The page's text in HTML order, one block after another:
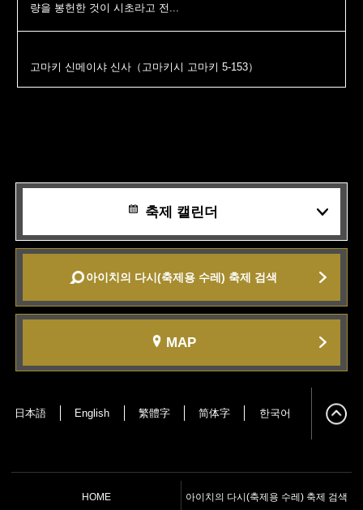
량을 봉헌한 것이 시초라고 전...
고마키 신메이샤 신사（고마키시 고마키 5-153）
축제 캘린더
아이치의 다시(축제용 수레) 축제 검색
MAP
日本語 English 繁體字 简体字 한국어
HOME 아이치의 다시(축제용 수레) 축제 검색